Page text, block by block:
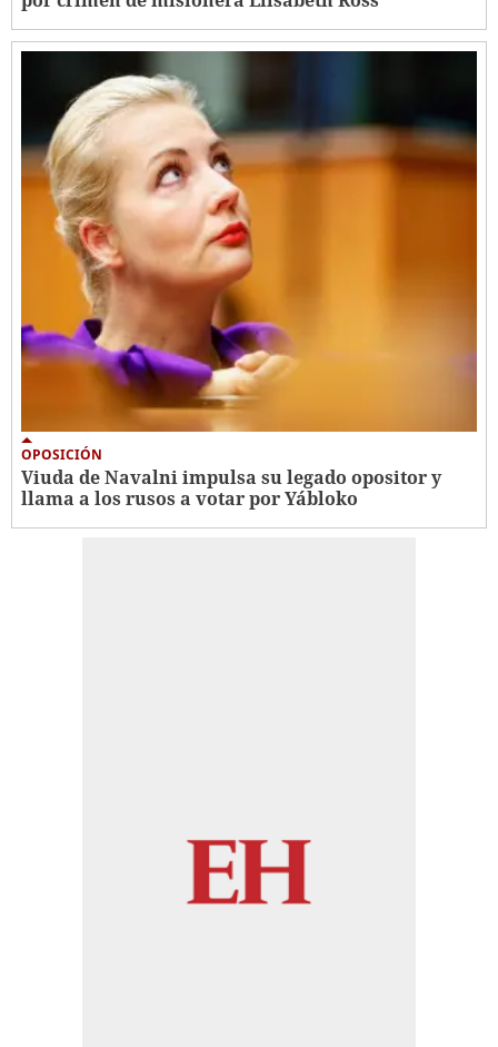
OPOSICIÓN
Viuda de Navalni impulsa su legado opositor y
llama a los rusos a votar por Yábloko